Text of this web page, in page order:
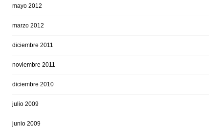
mayo 2012
marzo 2012
diciembre 2011
noviembre 2011
diciembre 2010
julio 2009
junio 2009